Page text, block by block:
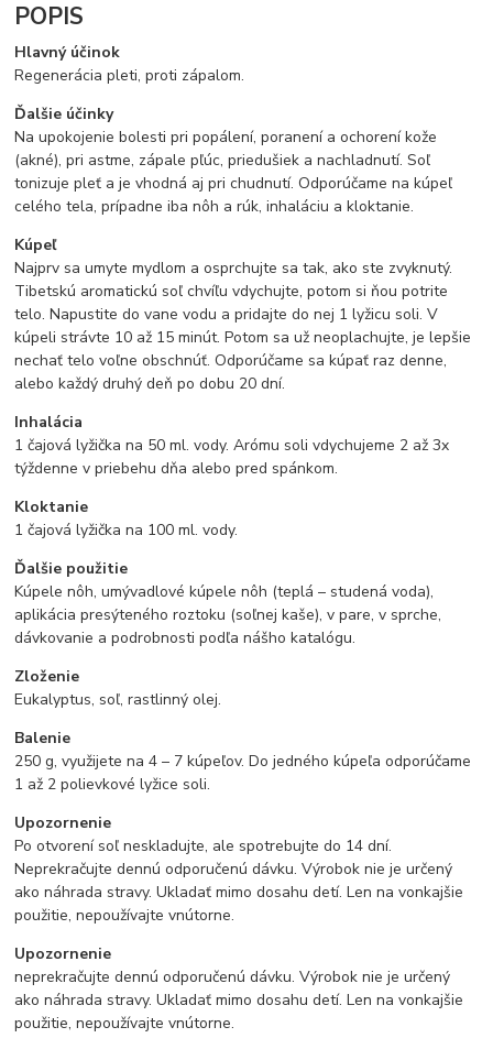
POPIS
Hlavný účinok
Regenerácia pleti, proti zápalom.
Ďalšie účinky
Na upokojenie bolesti pri popálení, poranení a ochorení kože
(akné), pri astme, zápale pľúc, priedušiek a nachladnutí. Soľ
tonizuje pleť a je vhodná aj pri chudnutí. Odporúčame na kúpeľ
celého tela, prípadne iba nôh a rúk, inhaláciu a kloktanie.
Kúpeľ
Najprv sa umyte mydlom a osprchujte sa tak, ako ste zvyknutý.
Tibetskú aromatickú soľ chvíľu vdychujte, potom si ňou potrite
telo. Napustite do vane vodu a pridajte do nej 1 lyžicu soli. V
kúpeli strávte 10 až 15 minút. Potom sa už neoplachujte, je lepšie
nechať telo voľne obschnúť. Odporúčame sa kúpať raz denne,
alebo každý druhý deň po dobu 20 dní.
Inhalácia
1 čajová lyžička na 50 ml. vody. Arómu soli vdychujeme 2 až 3x
týždenne v priebehu dňa alebo pred spánkom.
Kloktanie
1 čajová lyžička na 100 ml. vody.
Ďalšie použitie
Kúpele nôh, umývadlové kúpele nôh (teplá – studená voda),
aplikácia presýteného roztoku (soľnej kaše), v pare, v sprche,
dávkovanie a podrobnosti podľa nášho katalógu.
Zloženie
Eukalyptus, soľ, rastlinný olej.
Balenie
250 g, využijete na 4 – 7 kúpeľov. Do jedného kúpeľa odporúčame
1 až 2 polievkové lyžice soli.
Upozornenie
Po otvorení soľ neskladujte, ale spotrebujte do 14 dní.
Neprekračujte dennú odporučenú dávku. Výrobok nie je určený
ako náhrada stravy. Ukladať mimo dosahu detí. Len na vonkajšie
použitie, nepoužívajte vnútorne.
Upozornenie
neprekračujte dennú odporučenú dávku. Výrobok nie je určený
ako náhrada stravy. Ukladať mimo dosahu detí. Len na vonkajšie
použitie, nepoužívajte vnútorne.